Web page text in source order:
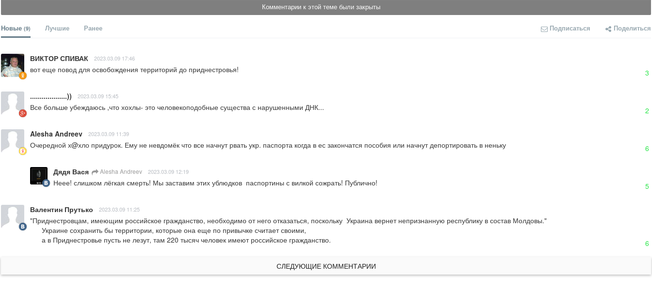
Комментарии к этой теме были закрыты
Новые (9) Лучшие Ранее Подписаться Поделиться
ВИКТОР СПИВАК 2023.03.09 17:46
вот еще повод для освобождения территорий до приднестровья! 3
...................)) 2023.03.09 15:45
Все больше убеждаюсь ,что хохлы- это человекоподобные существа с нарушенными ДНК... 2
Alesha Andreev 2023.03.09 11:39
Очередной х@хло придурок. Ему не невдомёк что все начнут рвать укр. паспорта когда в ес закончатся пособия или начнут депортировать в неньку 6
Дядя Вася Alesha Andreev 2023.03.09 12:19
Неее! слишком лёгкая смерть! Мы заставим этих ублюдков  паспортины с вилкой сожрать! Публично! 5
Валентин Прутько 2023.03.09 11:25
"Приднестровцам, имеющим российское гражданство, необходимо от него отказаться, поскольку  Украина вернет непризнанную республику в состав Молдовы."
      а в Приднестровье пусть не лезут, там 220 тысяч человек имеют российское гражданство.
6
СЛЕДУЮЩИЕ КОММЕНТАРИИ